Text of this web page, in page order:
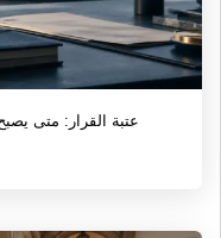
عتبة القرار: متى